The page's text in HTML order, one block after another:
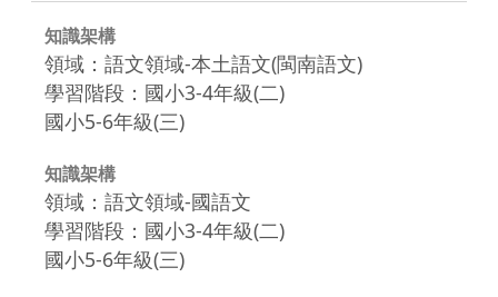
知識架構
領域：語文領域-本土語文(閩南語文)
學習階段：國小3-4年級(二)
國小5-6年級(三)
知識架構
領域：語文領域-國語文
學習階段：國小3-4年級(二)
國小5-6年級(三)